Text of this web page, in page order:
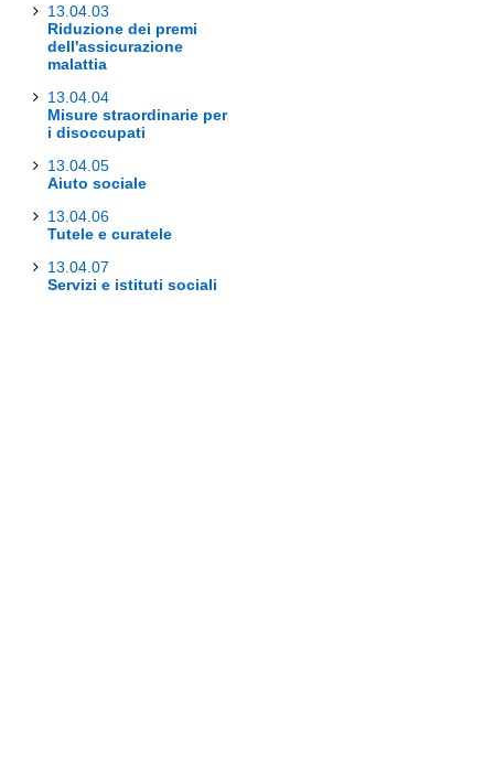
13.04.03
Riduzione dei premi
dell'assicurazione
malattia
13.04.04
Misure straordinarie per
i disoccupati
13.04.05
Aiuto sociale
13.04.06
Tutele e curatele
13.04.07
Servizi e istituti sociali